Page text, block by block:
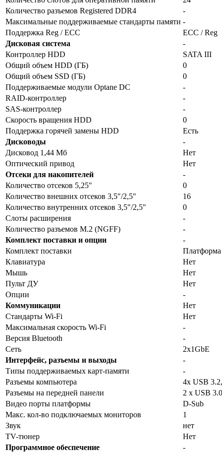
Количество разъемов Registered DDR4
-
Максимальные поддерживаемые стандарты памяти -
Поддержка Reg / ECC
ECC / Reg
Дисковая система
-
Контроллер HDD
SATA III
Общий объем HDD (ГБ)
0
Общий объем SSD (ГБ)
0
Поддерживаемые модули Optane DC
-
RAID-контроллер
-
SAS-контроллер
-
Скорость вращения HDD
0
Поддержка горячей замены HDD
Есть
Дисководы
-
Дисковод 1,44 Мб
Нет
Оптический привод
Нет
Отсеки для накопителей
-
Количество отсеков 5,25"
0
Количество внешних отсеков 3,5"/2,5"
16
Количество внутренних отсеков 3,5"/2,5"
0
Слоты расширения
-
Количество разъемов M.2 (NGFF)
-
Комплект поставки и опции
-
Комплект поставки
Платформа
Клавиатура
Нет
Мышь
Нет
Пульт ДУ
Нет
Опции
-
Коммуникации
Нет
Стандарты Wi-Fi
Нет
Максимальная скорость Wi-Fi
-
Версия Bluetooth
-
Сеть
2x1GbE
Интерфейс, разъемы и выходы
-
Типы поддерживаемых карт-памяти
-
Разъемы компьютера
4x USB
Разъемы на передней панели
2 x USB 3.0
Видео порты платформы
D-Sub
Макс. кол-во подключаемых мониторов
1
Звук
нет
TV-тюнер
Нет
Программное обеспечение
-